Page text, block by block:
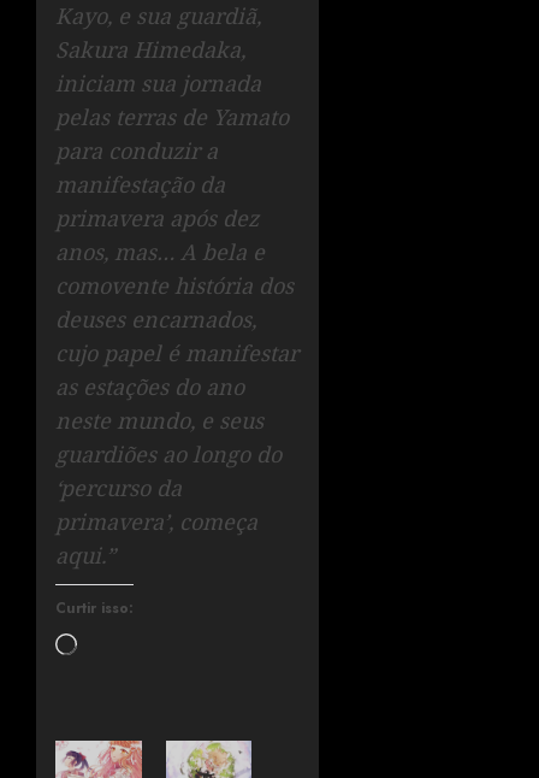
Kayo, e sua guardiã,
Sakura Himedaka,
iniciam sua jornada
pelas terras de Yamato
para conduzir a
manifestação da
primavera após dez
anos, mas… A bela e
comovente história dos
deuses encarnados,
cujo papel é manifestar
as estações do ano
neste mundo, e seus
guardiões ao longo do
‘percurso da
primavera’, começa
aqui.”
Curtir isso: